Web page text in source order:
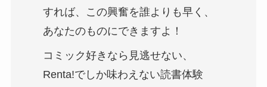
すれば、この興奮を誰よりも早く、
あなたのものにできますよ！
コミック好きなら見逃せない、
Renta!でしか味わえない読書体験